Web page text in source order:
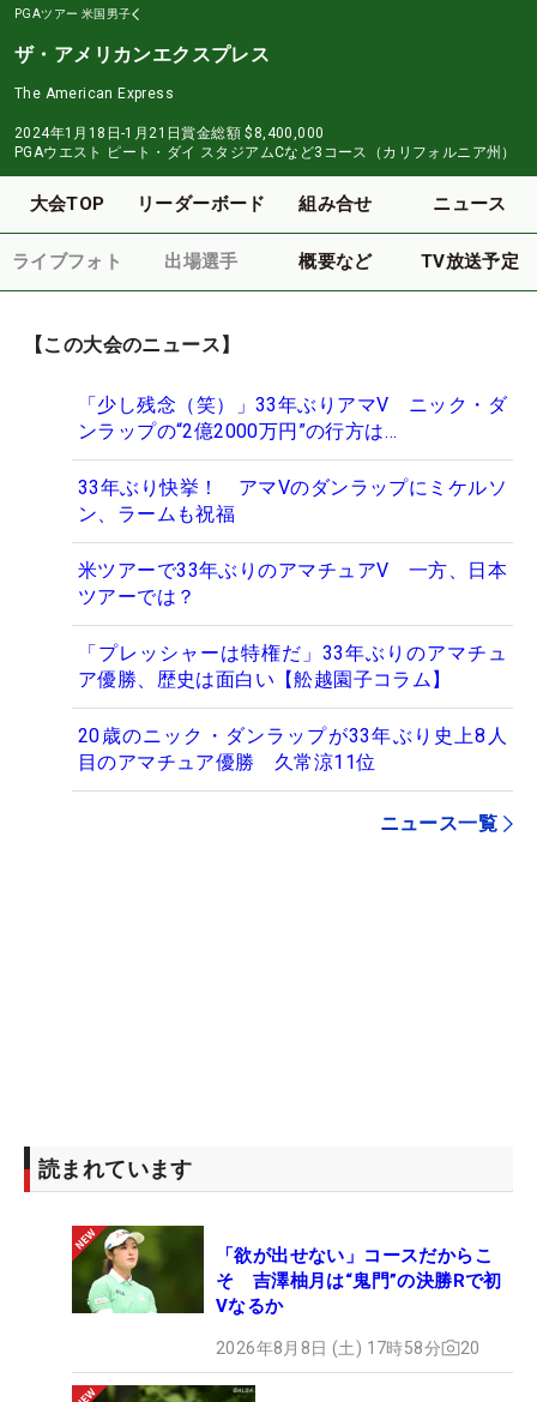
PGAツアー 米国男子
ザ・アメリカンエクスプレス
The American Express
2024年1月18日-1月21日賞金総額 $8,400,000
PGAウエスト ピート・ダイ スタジアムCなど3コース（カリフォルニア州）
大会TOP リーダーボード 組み合せ ニュース
ライブフォト 出場選手 概要など TV放送予定
【この大会のニュース】
「少し残念（笑）」33年ぶりアマV ニック・ダ
ンラップの“2億2000万円”の行方は…
33年ぶり快挙！ アマVのダンラップにミケルソ
ン、ラームも祝福
米ツアーで33年ぶりのアマチュアV 一方、日本
ツアーでは？
「プレッシャーは特権だ」33年ぶりのアマチュ
ア優勝、歴史は面白い【舩越園子コラム】
20歳のニック・ダンラップが33年ぶり史上8人
目のアマチュア優勝 久常涼11位
ニュース一覧
読まれています
「欲が出せない」コースだからこ
そ 吉澤柚月は“鬼門”の決勝Rで初
Vなるか
2026年8月8日 (土) 17時58分 20